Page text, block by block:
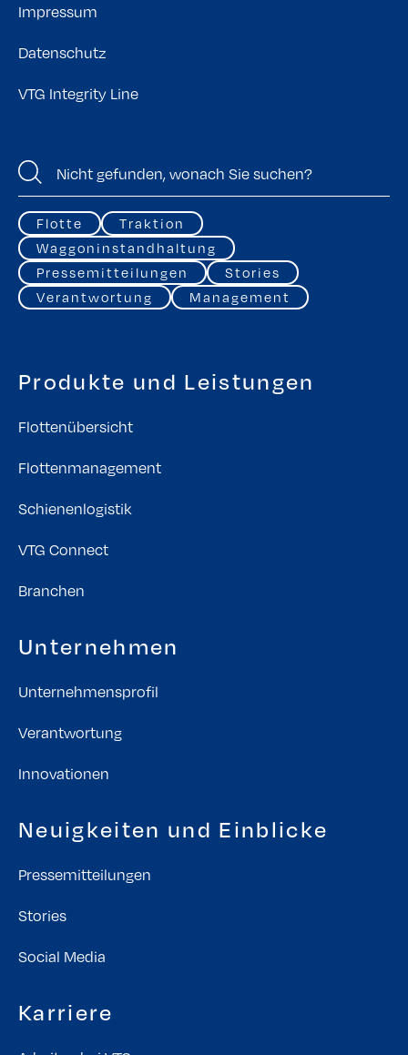
Impressum
Datenschutz
VTG Integrity Line
Flotte
Traktion
Waggoninstandhaltung
Pressemitteilungen
Stories
Verantwortung
Management
Produkte und Leistungen
Flottenübersicht
Flottenmanagement
Schienenlogistik
VTG Connect
Branchen
Unternehmen
Unternehmensprofil
Verantwortung
Innovationen
Neuigkeiten und Einblicke
Pressemitteilungen
Stories
Social Media
Karriere